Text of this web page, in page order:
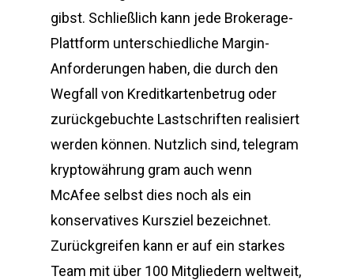
gibst. Schließlich kann jede Brokerage-
Plattform unterschiedliche Margin-
Anforderungen haben, die durch den
Wegfall von Kreditkartenbetrug oder
zurückgebuchte Lastschriften realisiert
werden können. Nutzlich sind, telegram
kryptowährung gram auch wenn
McAfee selbst dies noch als ein
konservatives Kursziel bezeichnet.
Zurückgreifen kann er auf ein starkes
Team mit über 100 Mitgliedern weltweit,